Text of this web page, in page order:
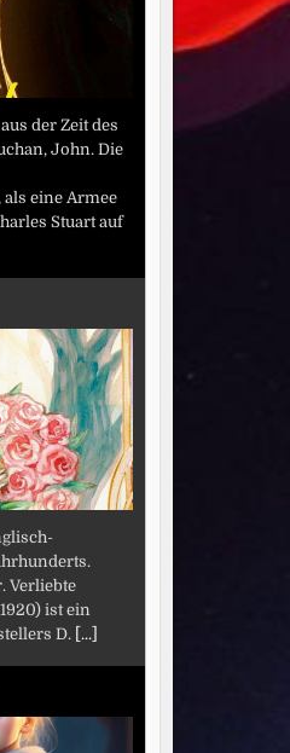
der Zeit des
John. Die
als eine Armee
Stuart auf
Verliebte
ist ein
D. [...]